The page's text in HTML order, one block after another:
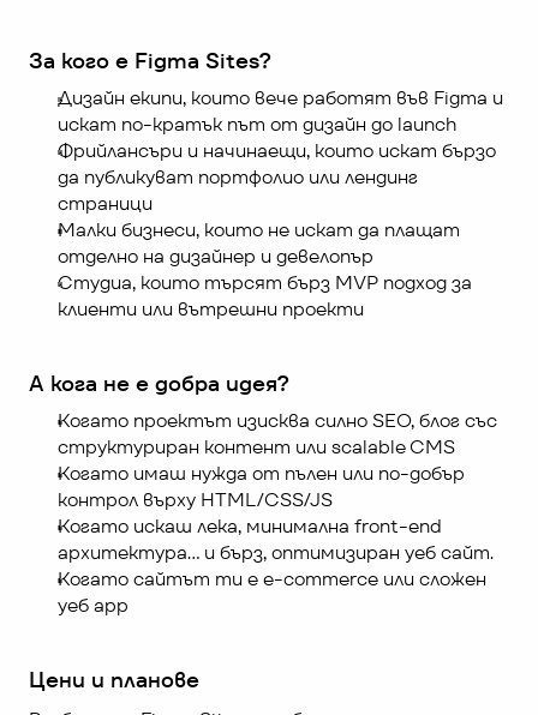
За кого е Figma Sites?
Дизайн екипи, които вече работят във Figma и
искат по-кратък път от дизайн до launch
Фрийлансъри и начинаещи, които искат бързо
да публикуват портфолио или лендинг
страници
Малки бизнеси, които не искат да плащат
отделно на дизайнер и девелопър
Студиа, които търсят бърз MVP подход за
клиенти или вътрешни проекти
А кога не е добра идея?
Когато проектът изисква силно SEO, блог със
структуриран контент или scalable CMS
Когато имаш нужда от пълен или по-добър
контрол върху HTML/CSS/JS
Когато искаш лека, минимална front-end
архитектура… и бърз, оптимизиран уеб сайт.
Когато сайтът ти е e-commerce или сложен
уеб app
Цени и планове